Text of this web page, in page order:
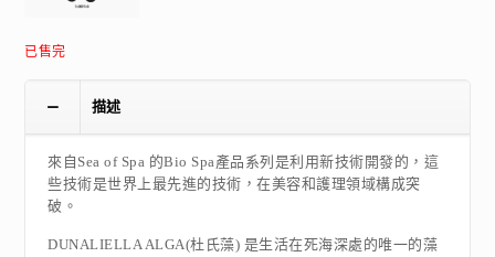
已售完
描述
來自Sea of Spa 的Bio Spa產品系列是利用新技術開發的，這
些技術是世界上最先進的技術，在美容和護理領域構成突
破。
DUNALIELLA ALGA(杜氏藻) 是生活在死海深處的唯一的藻